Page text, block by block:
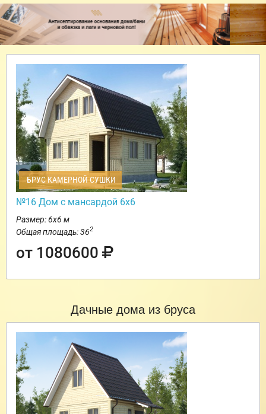
БРУС КАМЕРНОЙ СУШКИ
№16 Дом с мансардой 6х6
Размер: 6х6 м
Общая площадь: 362
от 1080600
Дачные дома из бруса